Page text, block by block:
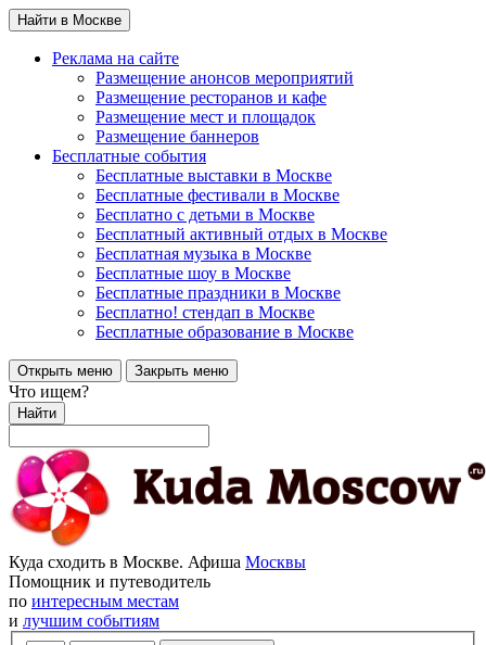
Найти в Москве
Реклама на сайте
Размещение анонсов мероприятий
Размещение ресторанов и кафе
Размещение мест и площадок
Размещение баннеров
Бесплатные события
Бесплатные выставки в Москве
Бесплатные фестивали в Москве
Бесплатно с детьми в Москве
Бесплатный активный отдых в Москве
Бесплатная музыка в Москве
Бесплатные шоу в Москве
Бесплатные праздники в Москве
Бесплатно! стендап в Москве
Бесплатные образование в Москве
Открыть меню Закрыть меню
Что ищем?
Найти
Куда сходить в Москве. Афиша Москвы
Помощник и путеводитель
по интересным местам
и лучшим событиям